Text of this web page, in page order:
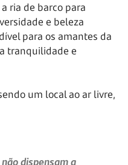
ria de barco para
e beleza
para os amantes da
tranquilidade e
um local ao ar livre,
dispensam a